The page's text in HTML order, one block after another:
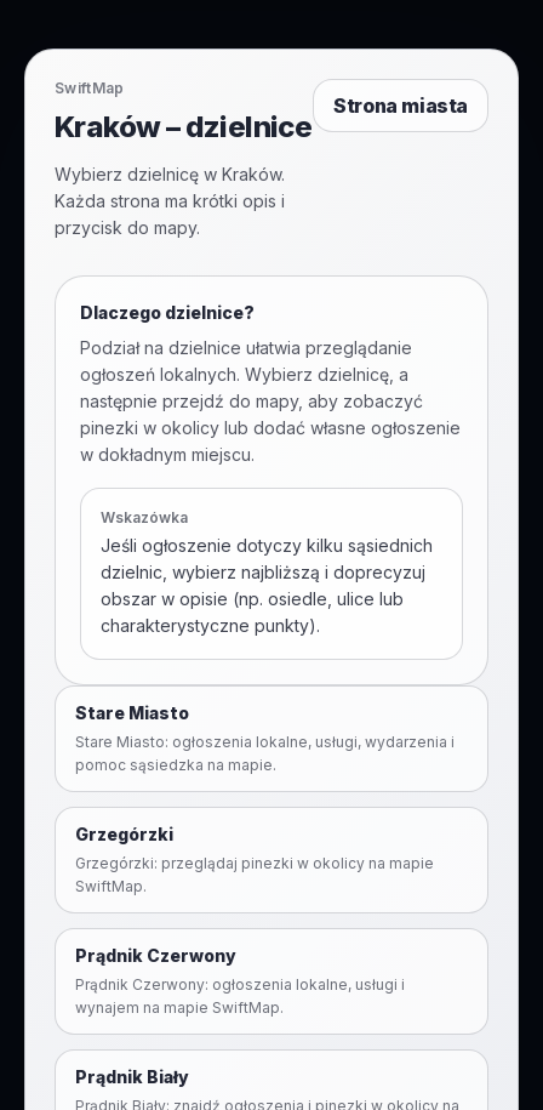
SwiftMap
Kraków – dzielnice
Wybierz dzielnicę w Kraków.
Każda strona ma krótki opis i
przycisk do mapy.
Strona miasta
Dlaczego dzielnice?
Podział na dzielnice ułatwia przeglądanie
ogłoszeń lokalnych. Wybierz dzielnicę, a
następnie przejdź do mapy, aby zobaczyć
pinezki w okolicy lub dodać własne ogłoszenie
w dokładnym miejscu.
Wskazówka
Jeśli ogłoszenie dotyczy kilku sąsiednich
dzielnic, wybierz najbliższą i doprecyzuj
obszar w opisie (np. osiedle, ulice lub
charakterystyczne punkty).
Stare Miasto
Stare Miasto: ogłoszenia lokalne, usługi, wydarzenia i
pomoc sąsiedzka na mapie.
Grzegórzki
Grzegórzki: przeglądaj pinezki w okolicy na mapie
SwiftMap.
Prądnik Czerwony
Prądnik Czerwony: ogłoszenia lokalne, usługi i
wynajem na mapie SwiftMap.
Prądnik Biały
Prądnik Biały: znajdź ogłoszenia i pinezki w okolicy na